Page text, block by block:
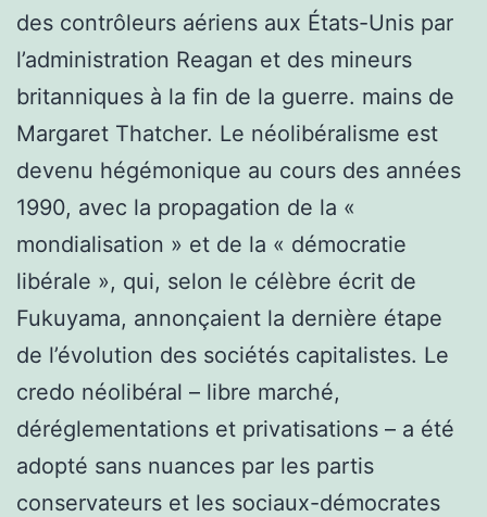
des contrôleurs aériens aux États-Unis par
l’administration Reagan et des mineurs
britanniques à la fin de la guerre. mains de
Margaret Thatcher. Le néolibéralisme est
devenu hégémonique au cours des années
1990, avec la propagation de la «
mondialisation » et de la « démocratie
libérale », qui, selon le célèbre écrit de
Fukuyama, annonçaient la dernière étape
de l’évolution des sociétés capitalistes. Le
credo néolibéral – libre marché,
déréglementations et privatisations – a été
adopté sans nuances par les partis
conservateurs et les sociaux-démocrates